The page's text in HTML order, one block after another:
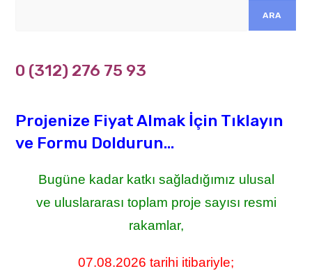
ARA
0 (312) 276 75 93
Projenize Fiyat Almak İçin Tıklayın
ve Formu Doldurun...
Bugüne kadar katkı sağladığımız ulusal
ve uluslararası toplam proje sayısı resmi
rakamlar,
07.08.2026 tarihi itibariyle;